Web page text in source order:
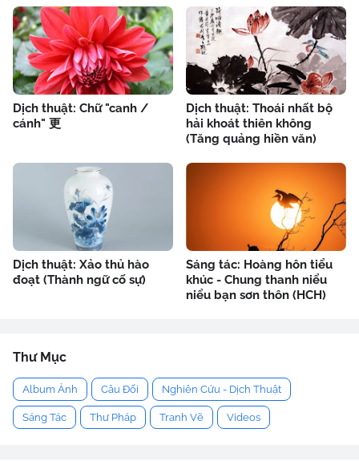
Dịch thuật: Chữ "canh /
cánh" 更
Dịch thuật: Thoái nhất bộ
hải khoát thiên không
(Tăng quảng hiền văn)
Dịch thuật: Xảo thủ hào
đoạt (Thành ngữ cố sự)
Sáng tác: Hoàng hôn tiểu
khúc - Chung thanh niểu
niểu bạn sơn thôn (HCH)
Thư Mục
Album Ảnh Câu Đối Nghiên Cứu - Dịch Thuật
Sáng Tác Thư Pháp Tranh Vẽ Videos